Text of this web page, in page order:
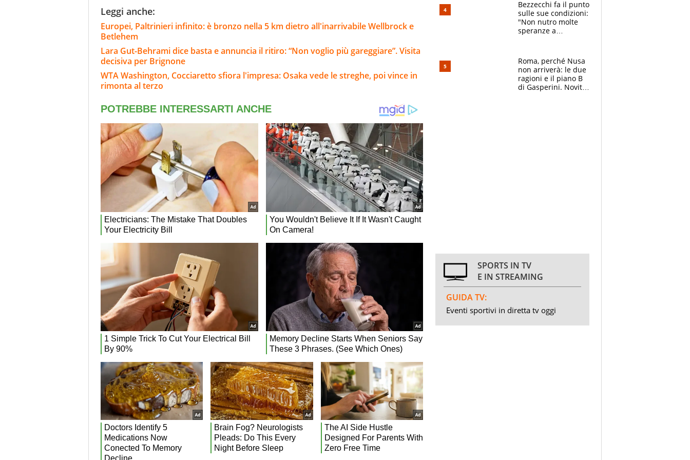
Leggi anche:
Europei, Paltrinieri infinito: è bronzo nella 5 km dietro all'inarrivabile Wellbrock e
Betlehem
Lara Gut-Behrami dice basta e annuncia il ritiro: “Non voglio più gareggiare”. Visita
decisiva per Brignone
WTA Washington, Cocciaretto sfiora l'impresa: Osaka vede le streghe, poi vince in
rimonta al terzo
Bezzecchi fa il punto
sulle sue condizioni:
"Non nutro molte
speranze a
da Aragon
Roma, perché Nusa
non arriverà: le due
ragioni e il piano B
di Gasperini. Novità
SPORTS IN TV
E IN STREAMING
GUIDA TV:
Eventi sportivi in diretta tv oggi